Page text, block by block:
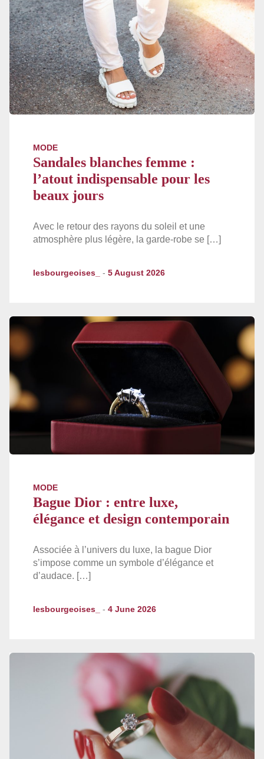
MODE
Sandales blanches femme :
l’atout indispensable pour les
beaux jours
Avec le retour des rayons du soleil et une
atmosphère plus légère, la garde-robe se […]
lesbourgeoises_ - 5 August 2026
MODE
Bague Dior : entre luxe,
élégance et design contemporain
Associée à l’univers du luxe, la bague Dior
s’impose comme un symbole d’élégance et
d’audace. […]
lesbourgeoises_ - 4 June 2026